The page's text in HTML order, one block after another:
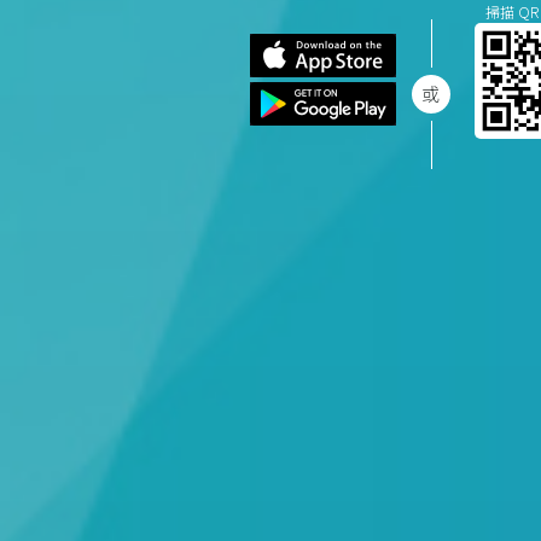
掃描